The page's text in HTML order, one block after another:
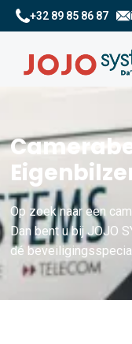
+32 89 85 86 87
Op zoek naar een
Dan bent u bij JOJO
dé